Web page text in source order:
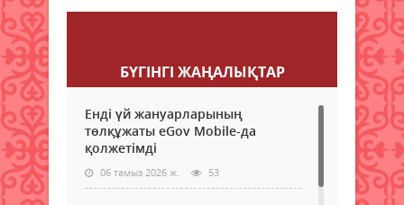
БҮГІНГI ЖАҢАЛЫҚТАР
Енді үй жануарларының
төлқұжаты eGov Mobile-да
қолжетімді
06 тамыз 2026 ж. 53